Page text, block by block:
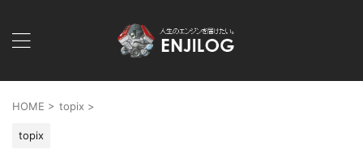
HOME > topix >
topix